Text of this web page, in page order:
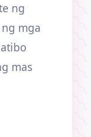
ng
mga
mas